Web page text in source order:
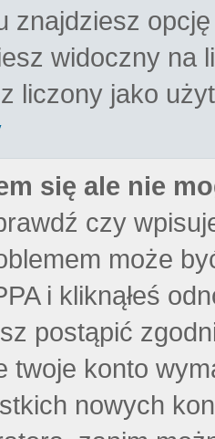
znajdziesz
widoczny na
liczony jako
się ale nie
czy
może
i kliknąłeś
postąpić
twoje konto
nowych